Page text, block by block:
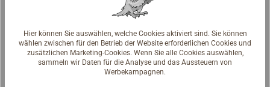
Lieferung mit beschreibbaren Etiketten, ohne
Sicherungen.
Hier können Sie auswählen, welche Cookies aktiviert sind. Sie können
wählen zwischen für den Betrieb der Website erforderlichen Cookies und
zusätzlichen Marketing-Cookies. Wenn Sie alle Cookies auswählen,
sammeln wir Daten für die Analyse und das Aussteuern von
Werbekampagnen.